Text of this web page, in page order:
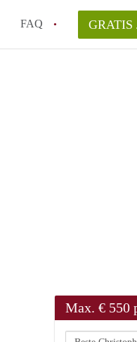
FAQ
AppartementWageningen?
verantwoordelijk voor het
in Wageningen?
GRATIS
Max. € 550